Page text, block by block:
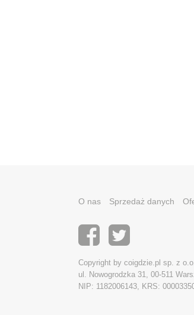
O nas Sprzedaż danych
Copyright by coigdzie.pl sp. z o.o.
ul. Nowogrodzka 31, 00-511
NIP: 1182006143, KRS: